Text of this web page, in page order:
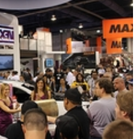
Vicino